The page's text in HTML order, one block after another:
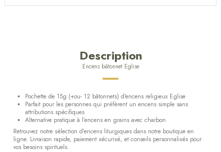
Description
Encens bâtonnet Eglise
Pochette de 15g (+ou- 12 bâtonnets) d'encens religieux Eglise
Parfait pour les personnes qui préfèrent un encens simple sans
attributions spécifiques
Alternative pratique à l’encens en grains avec charbon
Retrouvez notre sélection d’encens liturgiques dans notre boutique en
ligne. Livraison rapide, paiement sécurisé, et conseils personnalisés pour
vos besoins spirituels.